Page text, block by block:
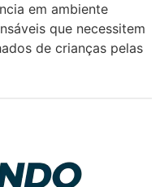
em ambiente
que necessitem
de crianças pelas